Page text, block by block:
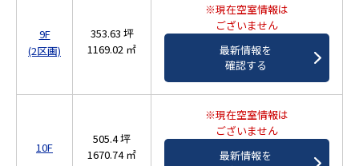
9F
(2区画)
353.63 坪
1169.02 ㎡
※現在空室情報は
ございません
最新情報を
確認する
10F
505.4 坪
1670.74 ㎡
※現在空室情報は
ございません
最新情報を